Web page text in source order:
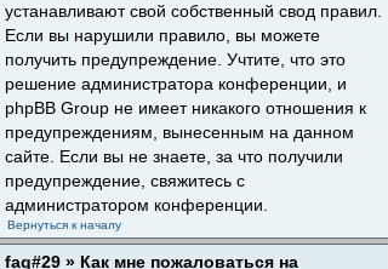
устанавливают свой собственный свод правил.
Если вы нарушили правило, вы можете
получить предупреждение. Учтите, что это
решение администратора конференции, и
phpBB Group не имеет никакого отношения к
предупреждениям, вынесенным на данном
сайте. Если вы не знаете, за что получили
предупреждение, свяжитесь с
администратором конференции.
Вернуться к началу
faq#29 » Как мне пожаловаться на